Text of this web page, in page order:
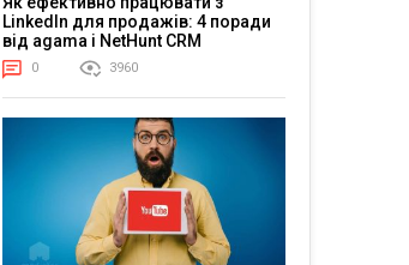
LinkedIn для продажів: 4 поради
від agama і NetHunt CRM
0 3960